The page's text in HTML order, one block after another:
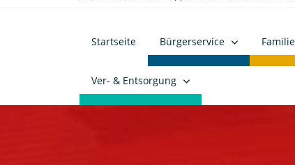
Startseite Bürgerservice
Ver- & Entsorgung